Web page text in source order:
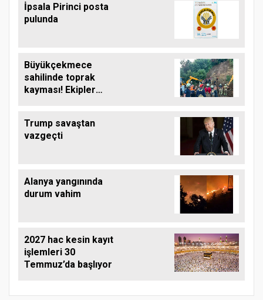
İpsala Pirinci posta
pulunda
Büyükçekmece
sahilinde toprak
kayması! Ekipler
Trump savaştan
vazgeçti
Alanya yangınında
durum vahim
2027 hac kesin kayıt
işlemleri 30
Temmuz’da başlıyor